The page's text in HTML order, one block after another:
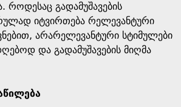
როდესაც გადამუშავების
იტვირთება რელევანტური
არარელევანტური სტიმულები
და გადამუშავების მიღმა